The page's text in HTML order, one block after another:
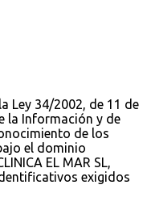
Ley 34/2002, de 11 de
la Información y de
de los
el dominio
EL MAR SL,
exigidos